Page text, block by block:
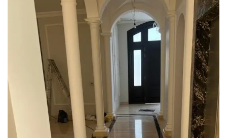
منزل رقم 3